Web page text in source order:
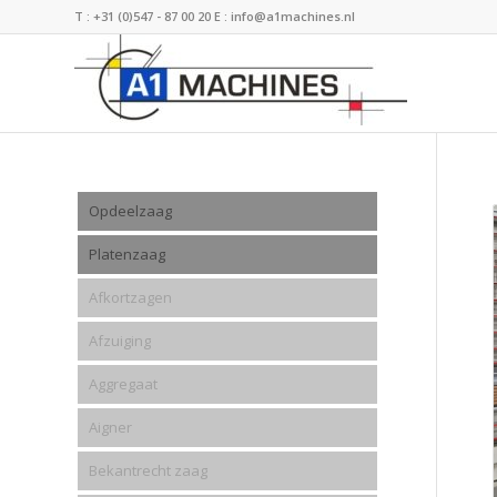
T : +31 (0)547 - 87 00 20 E : info@a1machines.nl
Opdeelzaag
Platenzaag
Afkortzagen
Afzuiging
Aggregaat
Aigner
Bekantrecht zaag